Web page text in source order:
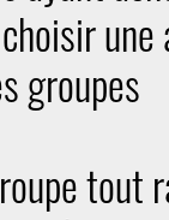
groupes